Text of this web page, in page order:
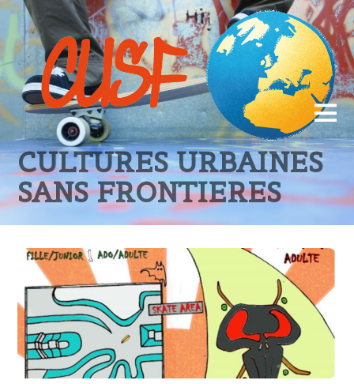
CULTURES URBAINES
SANS FRONTIERES